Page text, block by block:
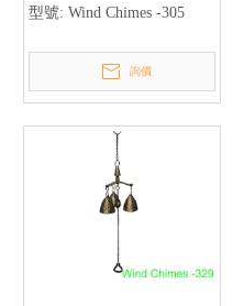
型號: Wind Chimes -305
詢價